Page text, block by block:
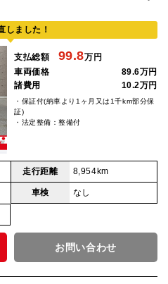
しました！
支払総額 99.8万円
車両価格
89.6万円
諸費用
10.2万円
・保証付(納車より1ヶ月又は1千km部分保
証)
・法定整備：整備付
走行距離 8,954km
車検 なし
お問い合わせ